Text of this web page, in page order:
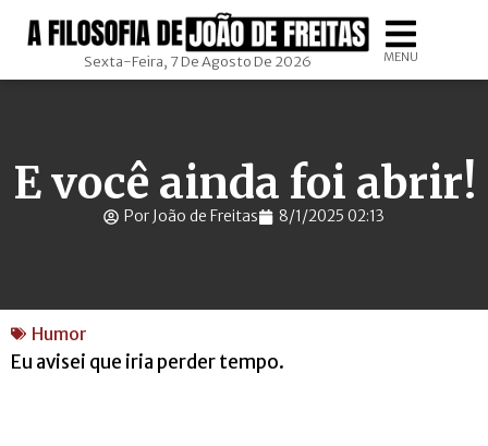
Sexta-Feira, 7 De Agosto De 2026 MENU
E você ainda foi abrir!
Por João de Freitas 8/1/2025 02:13
Humor
Eu avisei que iria perder tempo.